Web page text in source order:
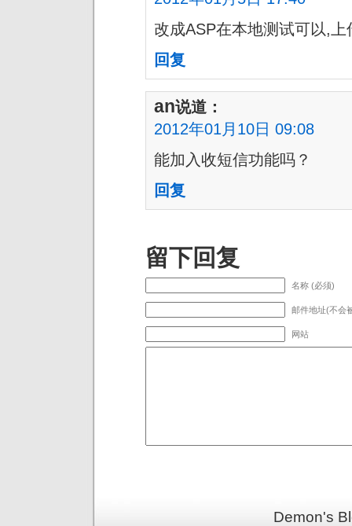
改成ASP在本地测试可以,
回复
an说道：
2012年01月10日 09:08
能加入收短信功能吗？
回复
留下回复
名称 (必须)
邮件地址(不会
网站
Demon's